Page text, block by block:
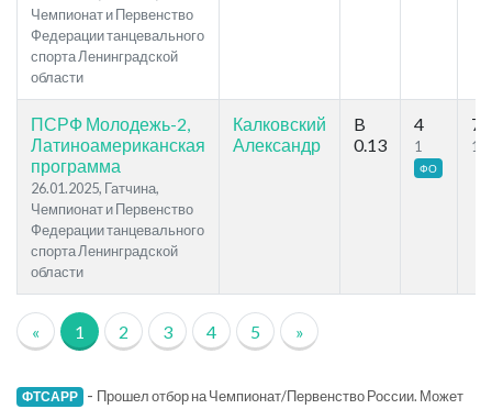
Чемпионат и Первенство
Федерации танцевального
спорта Ленинградской
области
ПСРФ Молодежь-2,
Латиноамериканская
программа
26.01.2025, Гатчина,
Чемпионат и Первенство
Федерации танцевального
спорта Ленинградской
области
Калковский
Александр
B
0.13
4
1
ФО
7
1
« 1 2 3 4 5 »
ФТСАРР - Прошел отбор на Чемпионат/Первенство России. Может